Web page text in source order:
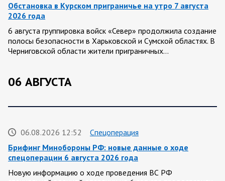
Обстановка в Курском приграничье на утро 7 августа
2026 года
6 августа группировка войск «Север» продолжила создание
полосы безопасности в Харьковской и Сумской областях. В
Черниговской области жители приграничных…
06 АВГУСТА
06.08.2026 12:52
Спецоперация
Брифинг Минобороны РФ: новые данные о ходе
спецоперации 6 августа 2026 года
Новую информацию о ходе проведения ВС РФ